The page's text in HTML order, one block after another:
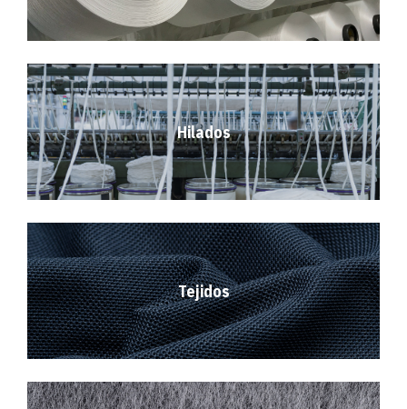
Hilados
Tejidos